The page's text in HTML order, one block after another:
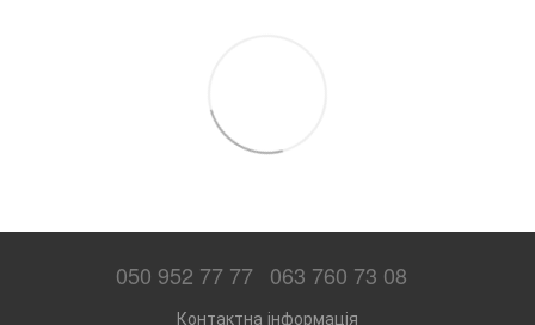
050 952 77 77 063 760 73 08
Контактна інформація